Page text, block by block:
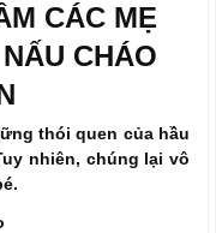
CÁC MẸ
CHÁO
thói quen của hầu
nhiên, chúng lại vô